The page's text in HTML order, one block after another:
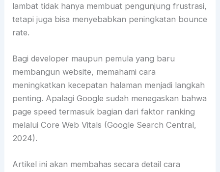
lambat tidak hanya membuat pengunjung frustrasi,
tetapi juga bisa menyebabkan peningkatan bounce
rate.
Bagi developer maupun pemula yang baru
membangun website, memahami cara
meningkatkan kecepatan halaman menjadi langkah
penting. Apalagi Google sudah menegaskan bahwa
page speed termasuk bagian dari faktor ranking
melalui Core Web Vitals (Google Search Central,
2024).
Artikel ini akan membahas secara detail cara